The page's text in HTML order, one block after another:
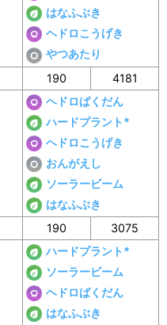
はなふぶき
ヘドロこうげき
やつあたり
190 4181
ヘドロばくだん
ハードプラント*
ヘドロこうげき
おんがえし
ソーラービーム
はなふぶき
190 3075
ハードプラント*
ソーラービーム
ヘドロばくだん
はなふぶき